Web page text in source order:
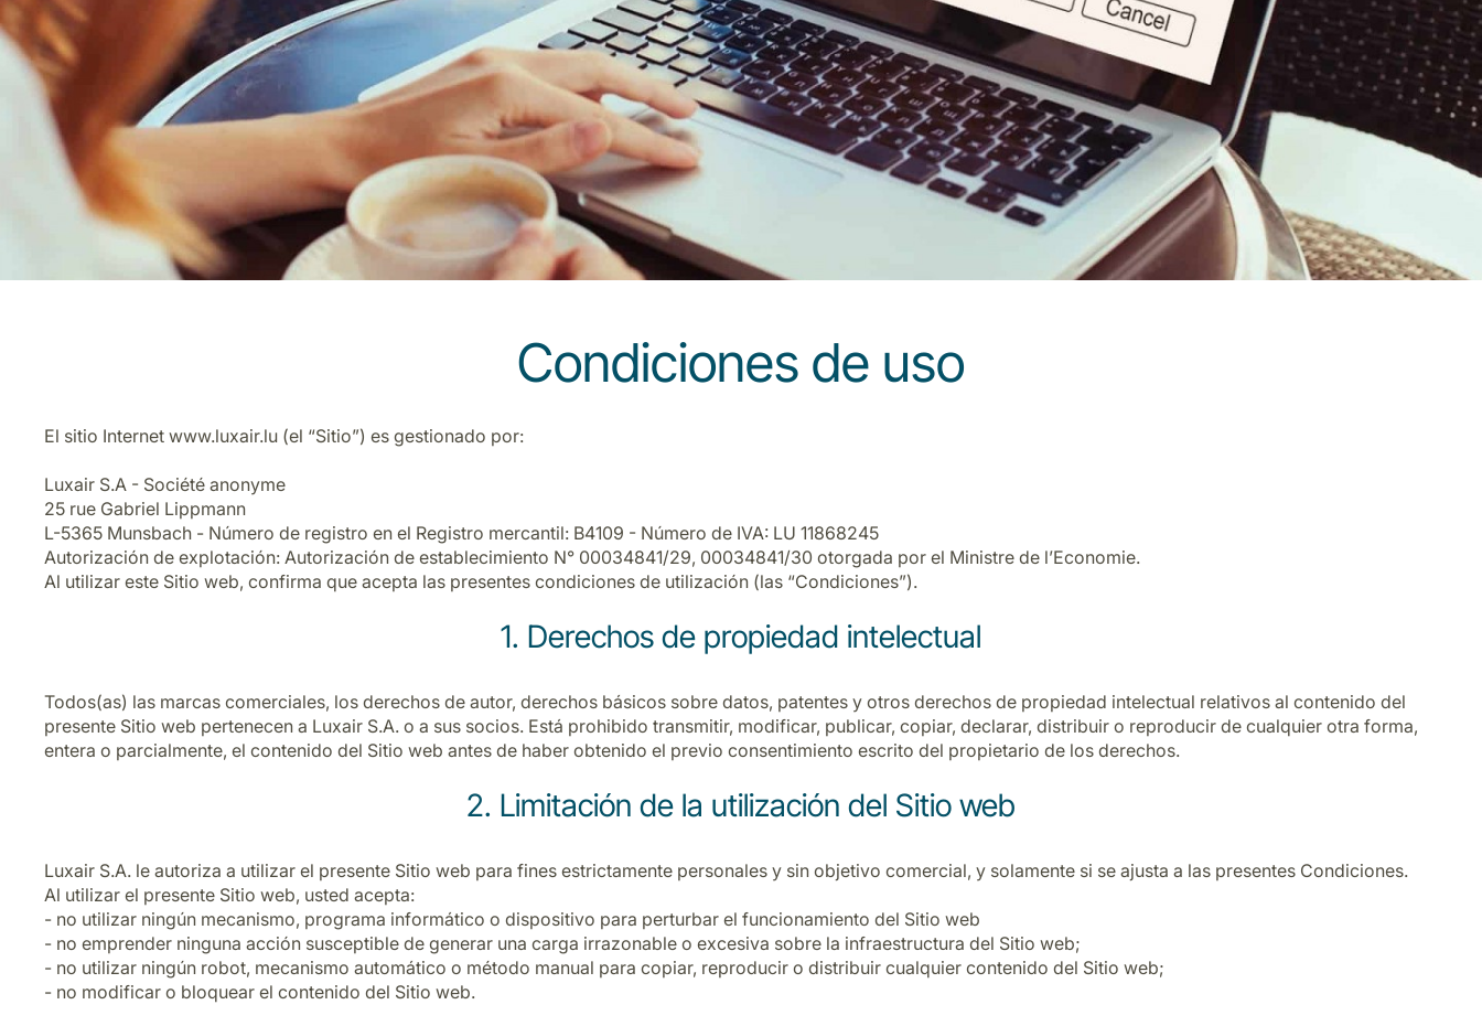
Condiciones de uso
El sitio Internet www.luxair.lu (el “Sitio”) es gestionado por:
Luxair S.A - Société anonyme
25 rue Gabriel Lippmann
L-5365 Munsbach - Número de registro en el Registro mercantil: B4109 - Número de IVA: LU 11868245
Autorización de explotación: Autorización de establecimiento N° 00034841/29, 00034841/30 otorgada por el Ministre de l’Economie.
Al utilizar este Sitio web, confirma que acepta las presentes condiciones de utilización (las “Condiciones”).
1. Derechos de propiedad intelectual
Todos(as) las marcas comerciales, los derechos de autor, derechos básicos sobre datos, patentes y otros derechos de propiedad intelectual relativos al contenido del
presente Sitio web pertenecen a Luxair S.A. o a sus socios. Está prohibido transmitir, modificar, publicar, copiar, declarar, distribuir o reproducir de cualquier otra forma,
entera o parcialmente, el contenido del Sitio web antes de haber obtenido el previo consentimiento escrito del propietario de los derechos.
2. Limitación de la utilización del Sitio web
Luxair S.A. le autoriza a utilizar el presente Sitio web para fines estrictamente personales y sin objetivo comercial, y solamente si se ajusta a las presentes Condiciones.
Al utilizar el presente Sitio web, usted acepta:
- no utilizar ningún mecanismo, programa informático o dispositivo para perturbar el funcionamiento del Sitio web
- no emprender ninguna acción susceptible de generar una carga irrazonable o excesiva sobre la infraestructura del Sitio web;
- no utilizar ningún robot, mecanismo automático o método manual para copiar, reproducir o distribuir cualquier contenido del Sitio web;
- no modificar o bloquear el contenido del Sitio web.